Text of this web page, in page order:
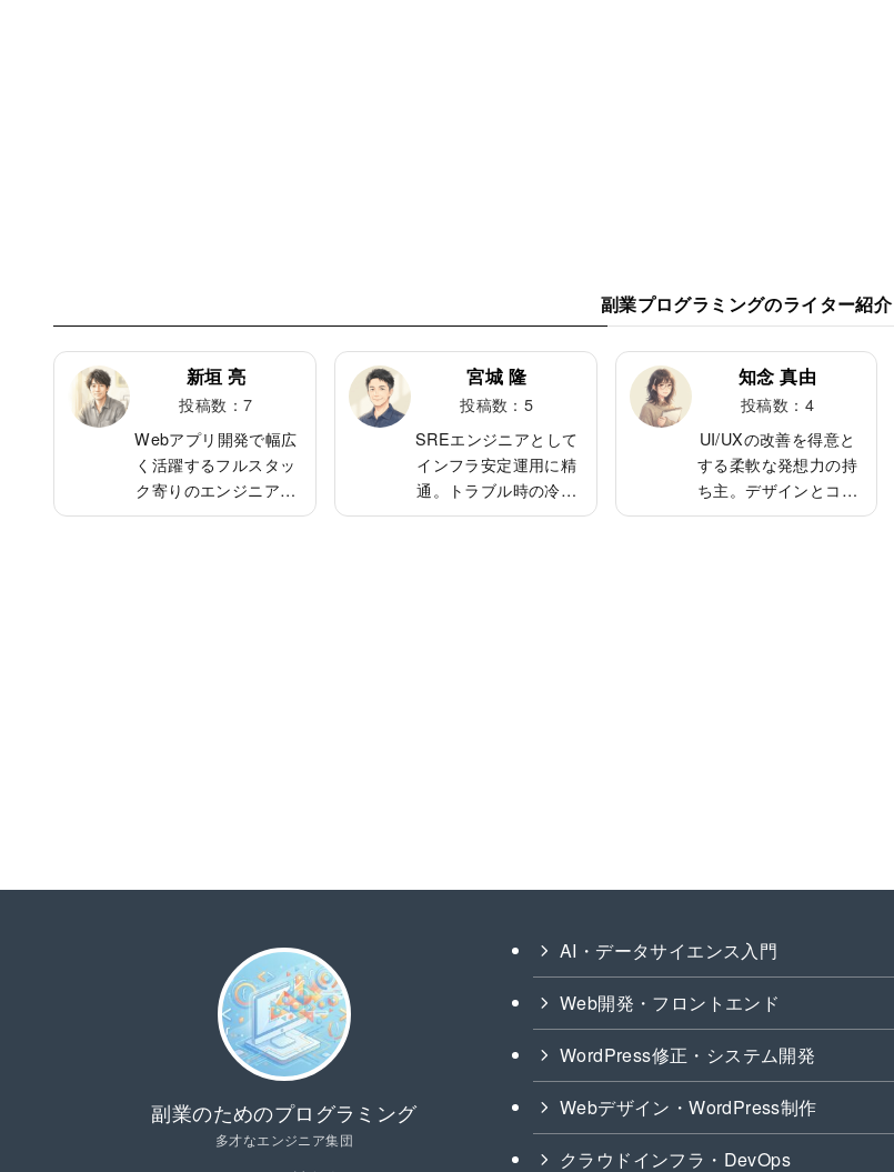
副業プログラミングのライター紹介
新垣 亮
投稿数：7
Webアプリ開発で幅広
く活躍するフルスタッ
ク寄りのエンジニア。
堅実で素早い対応力が
宮城 隆
投稿数：5
SREエンジニアとして
インフラ安定運用に精
通。トラブル時の冷静
な判断と改善提案が高
知念 真由
投稿数：4
UI/UXの改善を得意と
する柔軟な発想力の持
ち主。デザインとコー
ドの両方を扱える希少
副業のためのプログラミング
多才なエンジニア集団
AI・データサイエンス入門
Web開発・フロントエンド
WordPress修正・システム開発
Webデザイン・WordPress制作
クラウドインフラ・DevOps